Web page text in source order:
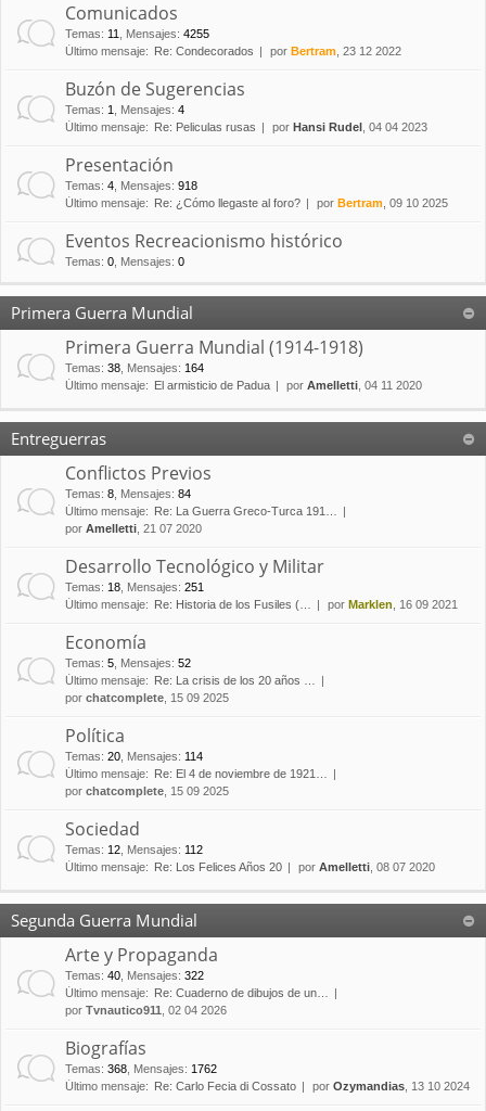
Comunicados
Temas: 11 Mensajes: 4255
Último mensaje:
Re: Condecorados por Bertram , 23 12 2022
Buzón de Sugerencias
Temas: 1 Mensajes: 4
Último mensaje:
Re: Peliculas rusas por Hansi Rudel , 04 04 2023
Presentación
Temas: 4 Mensajes: 918
Último mensaje:
Re: ¿Cómo llegaste al foro? por Bertram , 09 10 2025
Eventos Recreacionismo histórico
Temas: 0 Mensajes: 0
Primera Guerra Mundial
Primera Guerra Mundial (1914-1918)
Temas: 38 Mensajes: 164
Último mensaje:
El armisticio de Padua por Amelletti , 04 11 2020
Entreguerras
Conflictos Previos
Temas: 8 Mensajes: 84
Último mensaje:
Re: La Guerra Greco-Turca 191…
por Amelletti , 21 07 2020
Desarrollo Tecnológico y Militar
Temas: 18 Mensajes: 251
Último mensaje:
Re: Historia de los Fusiles (… por Marklen , 16 09 2021
Economía
Temas: 5 Mensajes: 52
Último mensaje:
Re: La crisis de los 20 años …
por chatcomplete , 15 09 2025
Política
Temas: 20 Mensajes: 114
Último mensaje:
Re: El 4 de noviembre de 1921…
por chatcomplete , 15 09 2025
Sociedad
Temas: 12 Mensajes: 112
Último mensaje:
Re: Los Felices Años 20 por Amelletti , 08 07 2020
Segunda Guerra Mundial
Arte y Propaganda
Temas: 40 Mensajes: 322
Último mensaje:
Re: Cuaderno de dibujos de un…
por Tvnautico911 , 02 04 2026
Biografías
Temas: 368 Mensajes: 1762
Último mensaje:
Re: Carlo Fecia di Cossato por Ozymandias , 13 10 2024